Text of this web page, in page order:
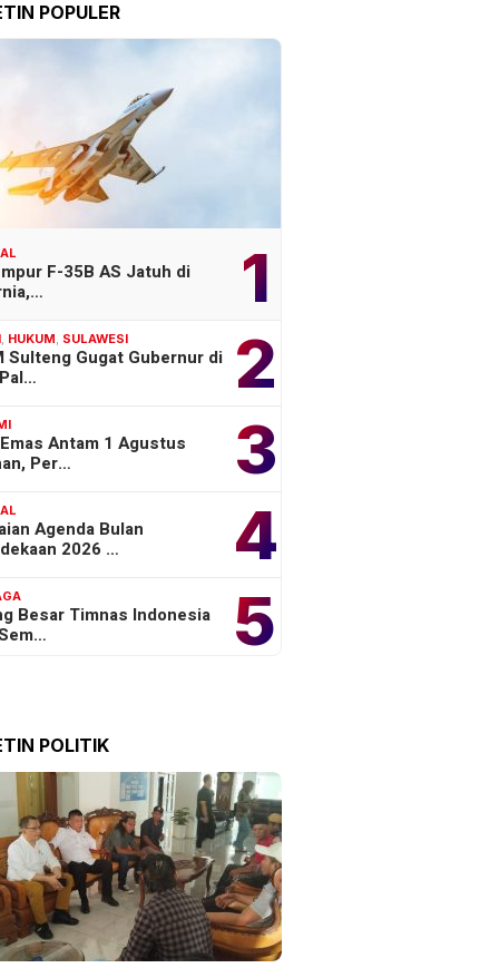
POPULER
1
F-35B AS Jatuh di
2
HUKUM SULAWESI
Sulteng Gugat Gubernur di
3
Antam 1 Agustus
Per…
4
Agenda Bulan
2026 …
5
Besar Timnas Indonesia
POLITIK